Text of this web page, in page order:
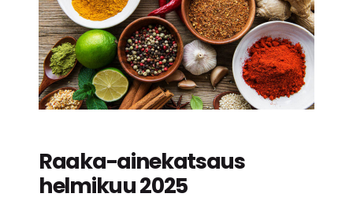
Raaka-ainekatsaus
helmikuu 2025